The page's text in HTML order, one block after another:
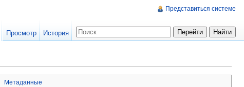
Метаданные
Представиться системе
Просмотр История